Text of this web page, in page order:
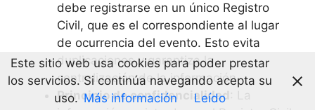
debe registrarse en un único Registro
Civil, que es el correspondiente al lugar
de ocurrencia del evento. Esto evita
duplicaciones y garantiza la
centralización de la información.
Principio de confidencialidad
Este sitio web usa cookies para poder prestar
los servicios. Si continúa navegando acepta su
uso. Más información Leído